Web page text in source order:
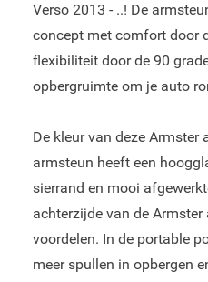
Verso 2013 - ..! De
concept met comfort door
flexibiliteit door de 90
opbergruimte om je auto
De kleur van deze Armster
armsteun heeft een
sierrand en mooi
achterzijde van de
voordelen. In de portable
meer spullen in opbergen